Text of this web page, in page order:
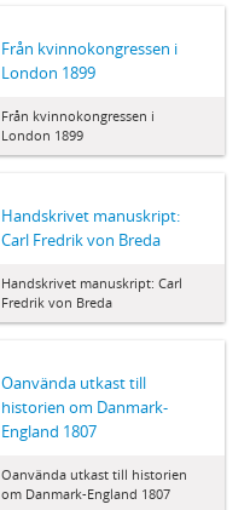
Från kvinnokongressen i
London 1899
Från kvinnokongressen i
London 1899
Handskrivet manuskript:
Carl Fredrik von Breda
Handskrivet manuskript: Carl
Fredrik von Breda
Oanvända utkast till
historien om Danmark-
England 1807
Oanvända utkast till historien
om Danmark-England 1807